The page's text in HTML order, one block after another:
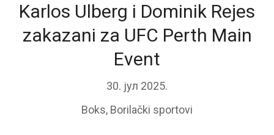
Karlos Ulberg i Dominik Rejes
zakazani za UFC Perth Main
Event
30. јул 2025.
Boks, Borilački sportovi